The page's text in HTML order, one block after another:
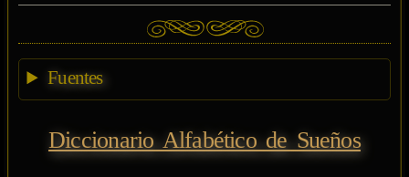
Fuentes
Diccionario Alfabético de Sueños